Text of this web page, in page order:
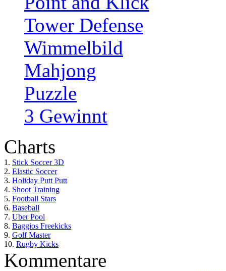
Tower Defense
Wimmelbild
Mahjong
Puzzle
3 Gewinnt
Charts
1. Stick Soccer 3D
2. Elastic Soccer
3. Holiday Putt Putt
4. Shoot Training
5. Football Stars
6. Baseball
7. Uber Pool
8. Baggios Freekicks
9. Golf Master
10. Rugby Kicks
Kommentare